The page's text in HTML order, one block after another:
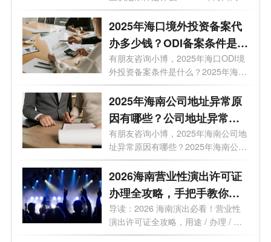
企业有...
2025年海口境外投资备案代
办多少钱？ODI备案条件是什
么？
有朋友咨询小博，2025年海口ODI境
外投资备案条件是什么？2025年海口
个人对外...
2025年海南公司地址异常原
因有哪些？公司地址异常代
办需要多久？
有朋友咨询小博，2025年海南公司地
址异常原因有哪些？2025年海南公司
地址异...
2026海南营业性演出许可证
办理全攻略，手把手教你避
开90%的坑！
导读：2026 海南演出必看！营业性
演出许可证全攻略，用途 / 办理 / 地
点 / 流...